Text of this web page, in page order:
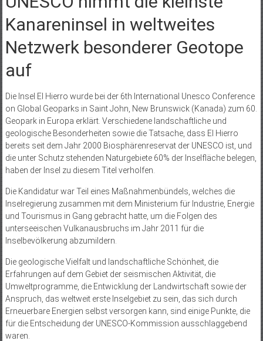
Kanareninsel in weltweites
Netzwerk besonderer Geotope
auf
Die Insel El Hierro wurde bei der 6th International Unesco Conference
on Global Geoparks in Saint John, New Brunswick (Kanada) zum 60.
Geopark in Europa erklärt. Verschiedene landschaftliche und
geologische Besonderheiten sowie die Tatsache, dass El Hierro
bereits seit dem Jahr 2000 Biosphärenreservat der UNESCO ist, und
die unter Schutz stehenden Naturgebiete 60% der Inselfläche belegen,
haben der Insel zu diesem Titel verholfen.
Die Kandidatur war Teil eines Maßnahmenbündels, welches die
Inselregierung zusammen mit dem Ministerium für Industrie, Energie
und Tourismus in Gang gebracht hatte, um die Folgen des
unterseeischen Vulkanausbruchs im Jahr 2011 für die
Inselbevölkerung abzumildern.
Die geologische Vielfalt und landschaftliche Schönheit, die
Erfahrungen auf dem Gebiet der seismischen Aktivität, die
Umweltprogramme, die Entwicklung der Landwirtschaft sowie der
Anspruch, das weltweit erste Inselgebiet zu sein, das sich durch
Erneuerbare Energien selbst versorgen kann, sind einige Punkte, die
für die Entscheidung der UNESCO-Kommission ausschlaggebend
waren.